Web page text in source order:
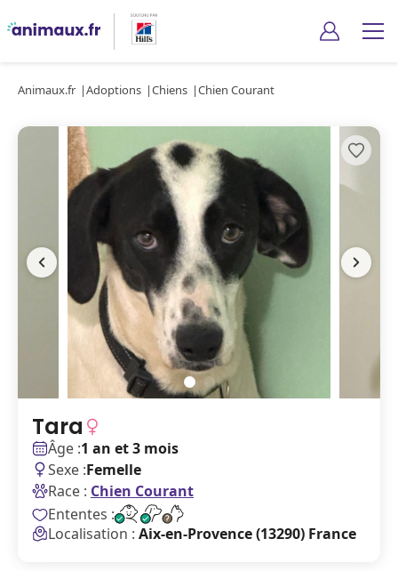
Animaux.fr Adoptions Chiens Chien Courant
Tara
Âge :1 an et 3 mois
Sexe :Femelle
Race : Chien Courant
Ententes :
Localisation : Aix-en-Provence (13290) France